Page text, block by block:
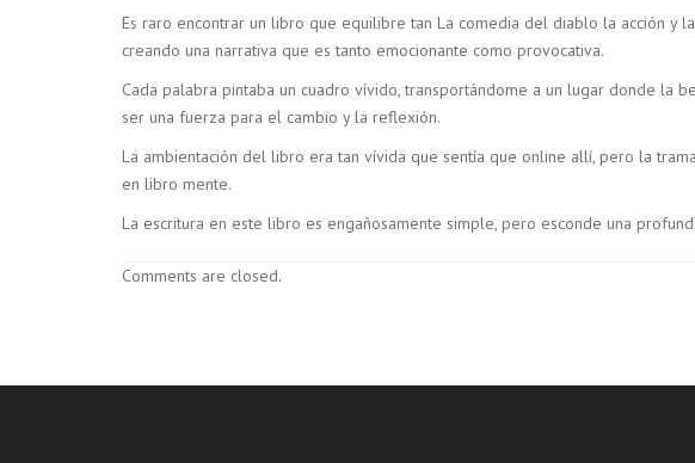
Es raro encontrar un libro que equilibre tan La comedia del diablo la acción y
creando una narrativa que es tanto emocionante como provocativa.
Cada palabra pintaba un cuadro vívido, transportándome a un lugar donde
ser una fuerza para el cambio y la reflexión.
La ambientación del libro era tan vívida que sentía que online allí, pero la
en libro mente.
La escritura en este libro es engañosamente simple, pero esconde una
Comments are closed.